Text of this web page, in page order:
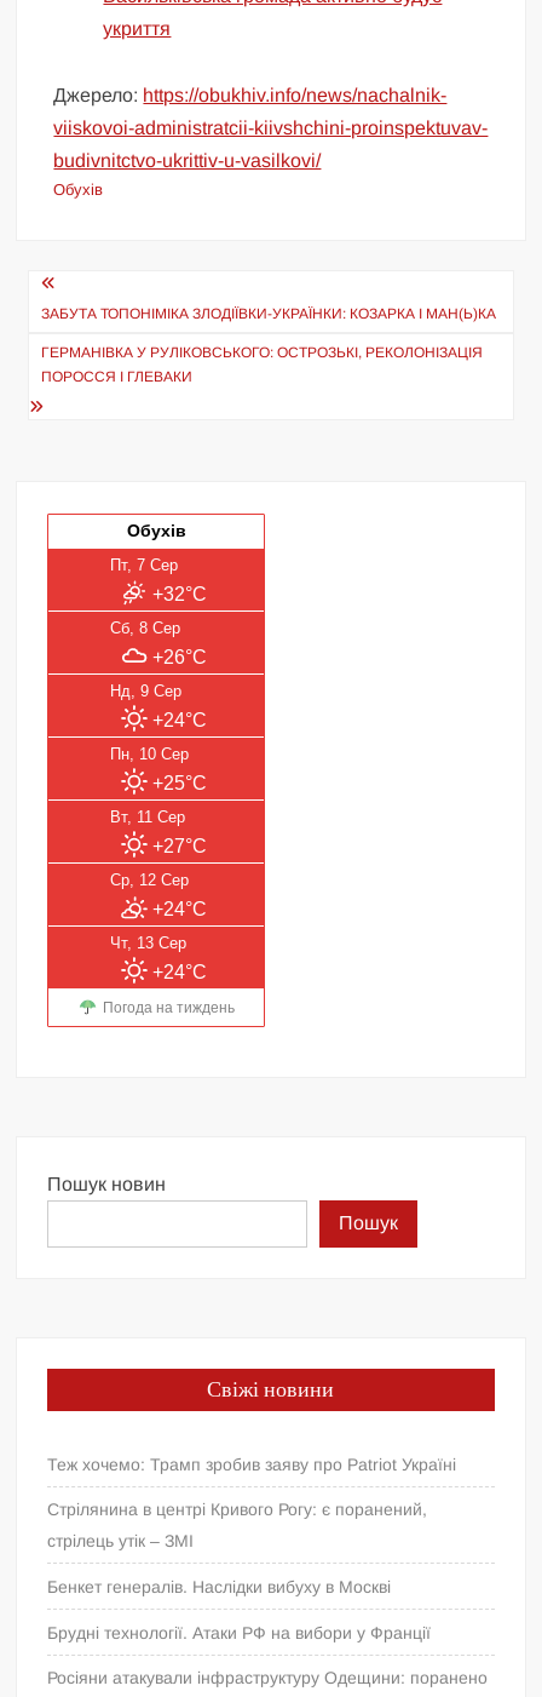
укриття
Джерело: https://obukhiv.info/news/nachalnik-
viiskovoi-administratcii-kiivshchini-proinspektuvav-
budivnitctvo-ukrittiv-u-vasilkovi/
Обухів
Навігація
записів
ЗАБУТА ТОПОНІМІКА ЗЛОДІЇВКИ-УКРАЇНКИ: КОЗАРКА І МАН(Ь)КА
ГЕРМАНІВКА У РУЛІКОВСЬКОГО: ОСТРОЗЬКІ, РЕКОЛОНІЗАЦІЯ
ПОРОССЯ І ГЛЕВАКИ
Обухів
Пт, 7 Сер
+32°C
Сб, 8 Сер
+26°C
Нд, 9 Сер
+24°C
Пн, 10 Сер
+25°C
Вт, 11 Сер
+27°C
Ср, 12 Сер
+24°C
Чт, 13 Сер
+24°C
Погода на тиждень
Пошук новин
Пошук
Свіжі новини
Теж хочемо: Трамп зробив заяву про Patriot Україні
Стрілянина в центрі Кривого Рогу: є поранений,
стрілець утік – ЗМІ
Бенкет генералів. Наслідки вибуху в Москві
Брудні технології. Атаки РФ на вибори у Франції
Росіяни атакували інфраструктуру Одещини: поранено